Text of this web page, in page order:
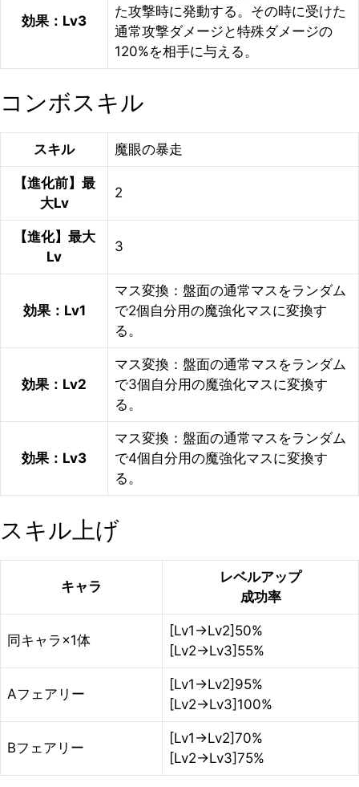
効果：Lv3
た攻撃時に発動する。その時に受けた
通常攻撃ダメージと特殊ダメージの
120%を相手に与える。
コンボスキル
スキル 魔眼の暴走
【進化前】最
大Lv
2
【進化】最大
Lv
3
効果：Lv1
マス変換：盤面の通常マスをランダム
で2個自分用の魔強化マスに変換す
る。
効果：Lv2
マス変換：盤面の通常マスをランダム
で3個自分用の魔強化マスに変換す
る。
効果：Lv3
マス変換：盤面の通常マスをランダム
で4個自分用の魔強化マスに変換す
る。
スキル上げ
キャラ
レベルアップ
成功率
同キャラ×1体
[Lv1→Lv2]50%
[Lv2→Lv3]55%
Aフェアリー
[Lv1→Lv2]95%
[Lv2→Lv3]100%
Bフェアリー
[Lv1→Lv2]70%
[Lv2→Lv3]75%